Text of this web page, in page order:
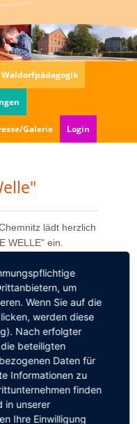
Waldorfpädagogik
Galerie Login
lädt herzlich
WELLE" ein.
vor
Reinhold Tritt
von Morton
um
Wenn Sie auf die
werden diese
Nach erfolgter
beteiligten
Daten für
Informationen zu
finden
in unserer
Ihre Einwilligung